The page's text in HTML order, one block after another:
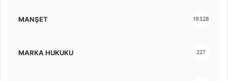
MANŞET 19328
MARKA HUKUKU 227